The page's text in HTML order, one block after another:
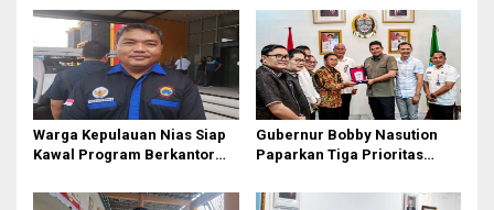
Akhirnya Diperbaiki
Warga Kepulauan Nias Siap
Kawal Program Berkantor
Gubernur Bobby Nasution
Paparkan Tiga Prioritas
Nias